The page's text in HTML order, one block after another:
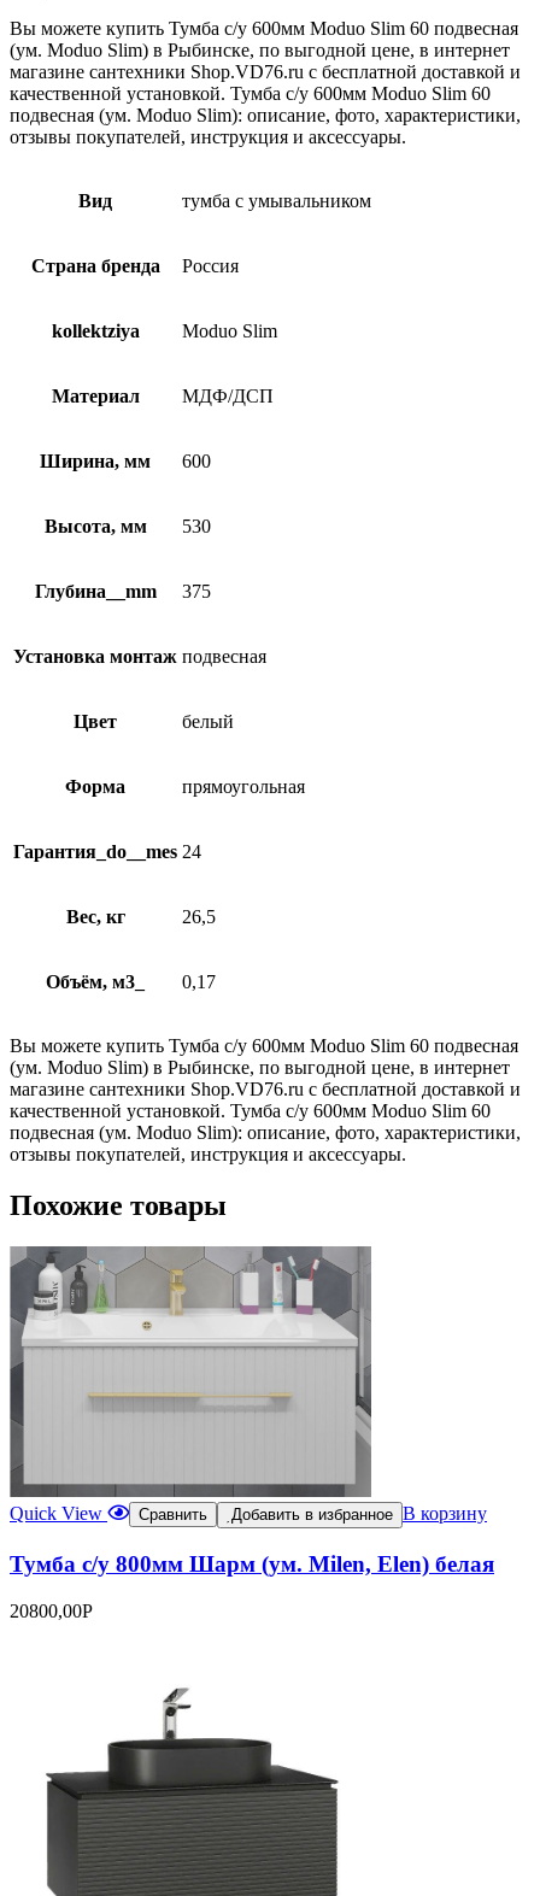
Вы можете купить Тумба с/у 600мм Moduo Slim 60 подвесная
(ум. Moduo Slim) в Рыбинске, по выгодной цене, в интернет
магазине сантехники Shop.VD76.ru с бесплатной доставкой и
качественной установкой. Тумба с/у 600мм Moduo Slim 60
подвесная (ум. Moduo Slim): описание, фото, характеристики,
отзывы покупателей, инструкция и аксессуары.
Вид тумба с умывальником
Страна бренда Россия
kollektziya Moduo Slim
Материал МДФ/ДСП
Ширина, мм 600
Высота, мм 530
Глубина__mm 375
Установка монтаж подвесная
Цвет белый
Форма прямоугольная
Гарантия_do__mes 24
Вес, кг 26,5
Объём, м3_ 0,17
Вы можете купить Тумба с/у 600мм Moduo Slim 60 подвесная
(ум. Moduo Slim) в Рыбинске, по выгодной цене, в интернет
магазине сантехники Shop.VD76.ru с бесплатной доставкой и
качественной установкой. Тумба с/у 600мм Moduo Slim 60
подвесная (ум. Moduo Slim): описание, фото, характеристики,
отзывы покупателей, инструкция и аксессуары.
Похожие товары
Quick View Сравнить Добавить в избранное В корзину
Тумба с/у 800мм Шарм (ум. Milen, Elen) белая
20800,00Р